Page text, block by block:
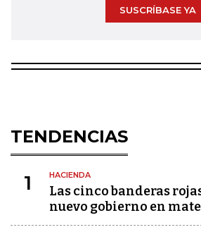
SUSCRÍBASE YA
TENDENCIAS
1 HACIENDA
Las cinco banderas
nuevo gobierno en